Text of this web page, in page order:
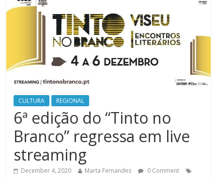
CULTURA REGIONAL
6ª edição do “Tinto no
Branco” regressa em live
streaming
December 4, 2020 Marta Fernandes
0 Comment